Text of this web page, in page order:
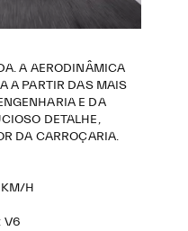
A AERODINÂMICA
A PARTIR DAS MAIS
E DA
DETALHE,
DA CARROÇARIA.
H
V6